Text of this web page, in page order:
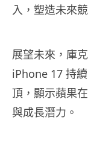
入，塑造未來
展望未來，庫
iPhone 17 持
頂，顯示蘋果
與成長潛力。